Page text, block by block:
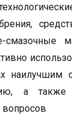
смазочные
наилучшим
а также